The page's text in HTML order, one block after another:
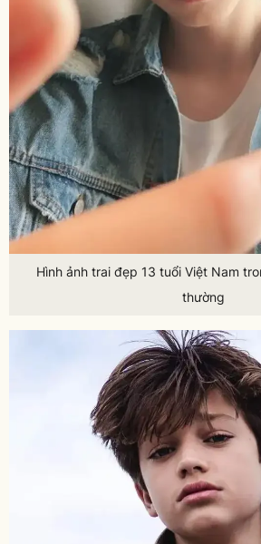
Hình ảnh trai đẹp 13 tuổi Việt Nam
thường